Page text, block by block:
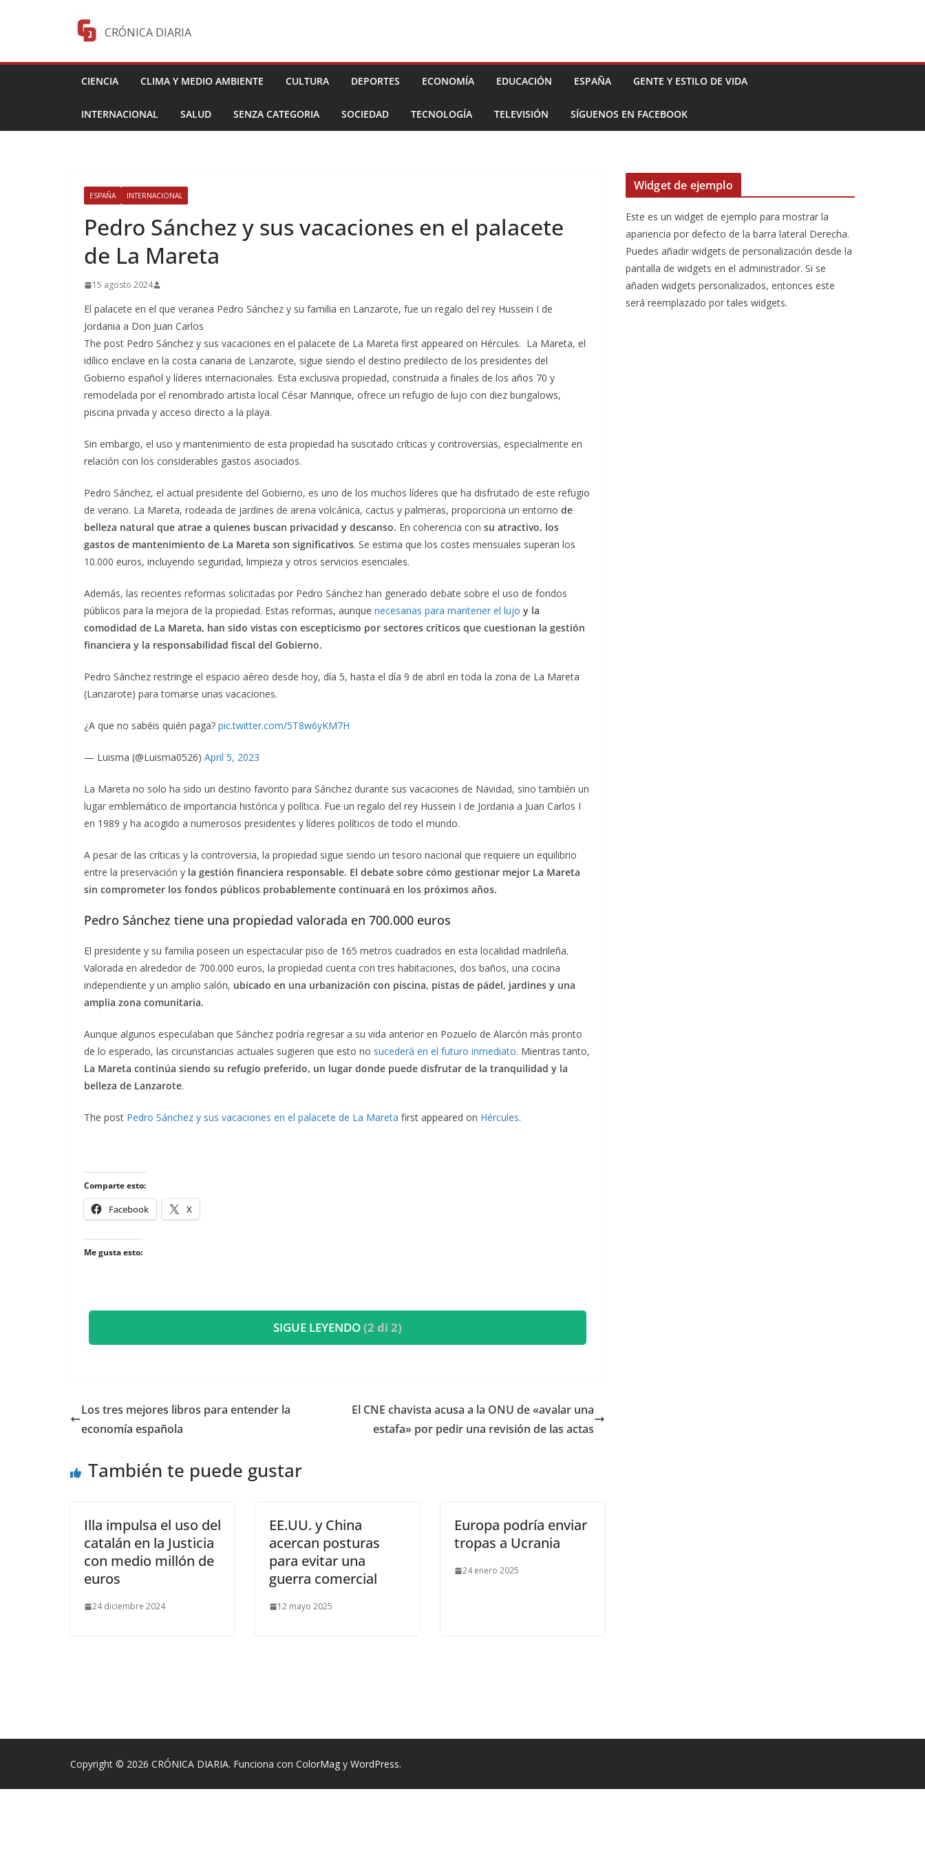
CRÓNICA DIARIA
CIENCIA CLIMA Y MEDIO AMBIENTE CULTURA DEPORTES ECONOMÍA EDUCACIÓN ESPAÑA GENTE Y ESTILO DE VIDA
INTERNACIONAL SALUD SENZA CATEGORIA SOCIEDAD TECNOLOGÍA TELEVISIÓN SÍGUENOS EN FACEBOOK
ESPAÑA INTERNACIONAL
Pedro Sánchez y sus vacaciones en el palacete
de La Mareta
15 agosto 2024
El palacete en el que veranea Pedro Sánchez y su familia en Lanzarote, fue un regalo del rey Hussein I de
Jordania a Don Juan Carlos
The post Pedro Sánchez y sus vacaciones en el palacete de La Mareta first appeared on Hércules. La Mareta, el
idílico enclave en la costa canaria de Lanzarote, sigue siendo el destino predilecto de los presidentes del
Gobierno español y líderes internacionales. Esta exclusiva propiedad, construida a finales de los años 70 y
remodelada por el renombrado artista local César Manrique, ofrece un refugio de lujo con diez bungalows,
piscina privada y acceso directo a la playa.
Sin embargo, el uso y mantenimiento de esta propiedad ha suscitado críticas y controversias, especialmente en
relación con los considerables gastos asociados.
Pedro Sánchez, el actual presidente del Gobierno, es uno de los muchos líderes que ha disfrutado de este refugio
de verano. La Mareta, rodeada de jardines de arena volcánica, cactus y palmeras, proporciona un entorno de
belleza natural que atrae a quienes buscan privacidad y descanso. En coherencia con su atractivo, los
gastos de mantenimiento de La Mareta son significativos. Se estima que los costes mensuales superan los
10.000 euros, incluyendo seguridad, limpieza y otros servicios esenciales.
Además, las recientes reformas solicitadas por Pedro Sánchez han generado debate sobre el uso de fondos
públicos para la mejora de la propiedad. Estas reformas, aunque necesarias para mantener el lujo y la
comodidad de La Mareta, han sido vistas con escepticismo por sectores críticos que cuestionan la gestión
financiera y la responsabilidad fiscal del Gobierno.
Pedro Sánchez restringe el espacio aéreo desde hoy, día 5, hasta el día 9 de abril en toda la zona de La Mareta
(Lanzarote) para tomarse unas vacaciones.
¿A que no sabéis quién paga? pic.twitter.com/5T8w6yKM7H
— Luisma (@Luisma0526) April 5, 2023
La Mareta no solo ha sido un destino favorito para Sánchez durante sus vacaciones de Navidad, sino también un
lugar emblemático de importancia histórica y política. Fue un regalo del rey Hussein I de Jordania a Juan Carlos I
en 1989 y ha acogido a numerosos presidentes y líderes políticos de todo el mundo.
A pesar de las críticas y la controversia, la propiedad sigue siendo un tesoro nacional que requiere un equilibrio
entre la preservación y la gestión financiera responsable. El debate sobre cómo gestionar mejor La Mareta
sin comprometer los fondos públicos probablemente continuará en los próximos años.
Pedro Sánchez tiene una propiedad valorada en 700.000 euros
El presidente y su familia poseen un espectacular piso de 165 metros cuadrados en esta localidad madrileña.
Valorada en alrededor de 700.000 euros, la propiedad cuenta con tres habitaciones, dos baños, una cocina
independiente y un amplio salón, ubicado en una urbanización con piscina, pistas de pádel, jardines y una
amplia zona comunitaria.
Aunque algunos especulaban que Sánchez podría regresar a su vida anterior en Pozuelo de Alarcón más pronto
de lo esperado, las circunstancias actuales sugieren que esto no sucederá en el futuro inmediato. Mientras tanto,
La Mareta continúa siendo su refugio preferido, un lugar donde puede disfrutar de la tranquilidad y la
belleza de Lanzarote.
The post Pedro Sánchez y sus vacaciones en el palacete de La Mareta first appeared on Hércules.
Comparte esto:
Facebook X
Me gusta esto:
SIGUE LEYENDO(2 di 2)
Los tres mejores libros para entender la
economía española
El CNE chavista acusa a la ONU de «avalar una
estafa» por pedir una revisión de las actas
También te puede gustar
Illa impulsa el uso del
catalán en la Justicia
con medio millón de
euros
24 diciembre 2024
EE.UU. y China
acercan posturas
para evitar una
guerra comercial
12 mayo 2025
Europa podría enviar
tropas a Ucrania
24 enero 2025
Widget de ejemplo
Este es un widget de ejemplo para mostrar la
apariencia por defecto de la barra lateral Derecha.
Puedes añadir widgets de personalización desde la
pantalla de widgets en el administrador. Si se
añaden widgets personalizados, entonces este
será reemplazado por tales widgets.
Copyright © 2026 CRÓNICA DIARIA. Funciona con ColorMag y WordPress.